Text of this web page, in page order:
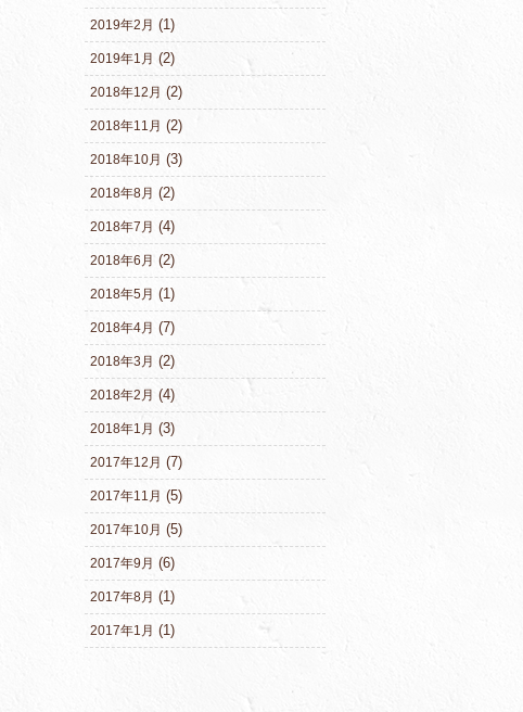
2019年2月 (1)
2019年1月 (2)
2018年12月 (2)
2018年11月 (2)
2018年10月 (3)
2018年8月 (2)
2018年7月 (4)
2018年6月 (2)
2018年5月 (1)
2018年4月 (7)
2018年3月 (2)
2018年2月 (4)
2018年1月 (3)
2017年12月 (7)
2017年11月 (5)
2017年10月 (5)
2017年9月 (6)
2017年8月 (1)
2017年1月 (1)